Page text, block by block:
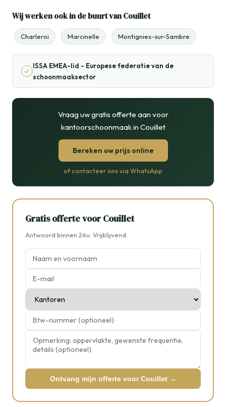
Wij werken ook in de buurt van Couillet
Charleroi Marcinelle Montignies-sur-Sambre
ISSA EMEA-lid - Europese federatie van de
schoonmaaksector
Vraag uw gratis offerte aan voor
kantoorschoonmaak in Couillet
Bereken uw prijs online
of contacteer ons via WhatsApp
Gratis offerte voor Couillet
Antwoord binnen 24u. Vrijblijvend.
Ontvang mijn offerte voor Couillet →